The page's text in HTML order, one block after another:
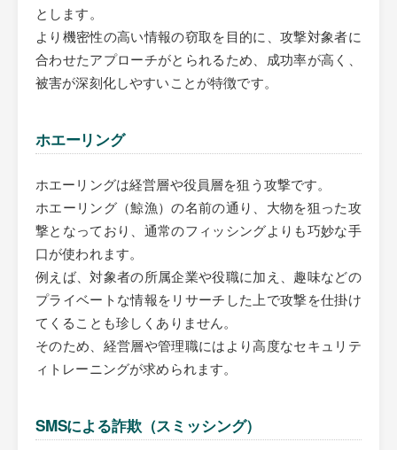
とします。
より機密性の高い情報の窃取を目的に、攻撃対象者に
合わせたアプローチがとられるため、成功率が高く、
被害が深刻化しやすいことが特徴です。
ホエーリング
ホエーリングは経営層や役員層を狙う攻撃です。
ホエーリング（鯨漁）の名前の通り、大物を狙った攻
撃となっており、通常のフィッシングよりも巧妙な手
口が使われます。
例えば、対象者の所属企業や役職に加え、趣味などの
プライベートな情報をリサーチした上で攻撃を仕掛け
てくることも珍しくありません。
そのため、経営層や管理職にはより高度なセキュリテ
ィトレーニングが求められます。
SMSによる詐欺（スミッシング）